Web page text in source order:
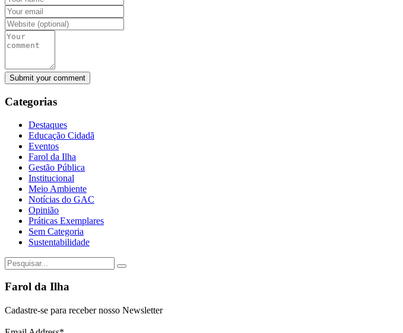
Categorias
Destaques
Educação Cidadã
Eventos
Farol da Ilha
Gestão Pública
Institucional
Meio Ambiente
Notícias do GAC
Opinião
Práticas Exemplares
Sem Categoria
Sustentabilidade
Farol da Ilha
Cadastre-se para receber nosso Newsletter